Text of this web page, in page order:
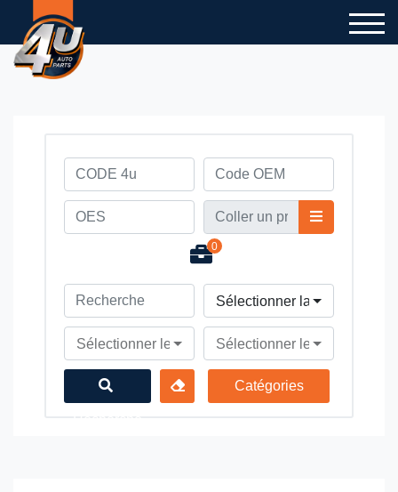
0
Sélectionner la marque du
Sélectionner le modèle du véhicule
Sélectionner le type du
Catégories